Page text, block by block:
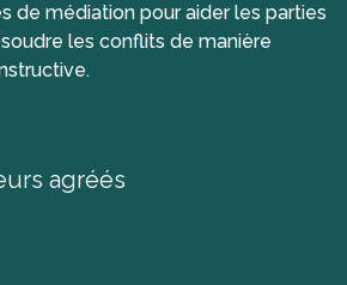
de médiation pour aider les parties
les conflits de manière
agréés